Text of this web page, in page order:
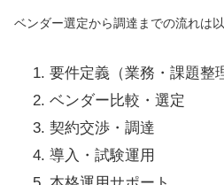
ベンダー選定から調達までの流れは以
要件定義（業務・課題整
ベンダー比較・選定
契約交渉・調達
導入・試験運用